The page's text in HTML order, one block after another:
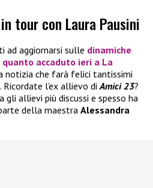
tour con Laura Pausini
ad aggiornarsi sulle dinamiche
quanto accaduto ieri a La
notizia che farà felici tantissimi
. Ricordate l’ex allievo di Amici 23?
allievi più discussi e spesso ha
della maestra Alessandra